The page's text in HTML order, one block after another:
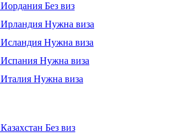
Иордания Без виз
Ирландия Нужна виза
Исландия Нужна виза
Испания Нужна виза
Италия Нужна виза
Казахстан Без виз